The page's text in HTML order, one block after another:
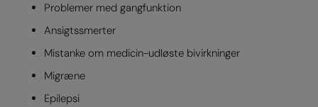
Problemer med gangfunktion
Ansigtssmerter
Mistanke om medicin-udløste bivirkninger
Migræne
Epilepsi